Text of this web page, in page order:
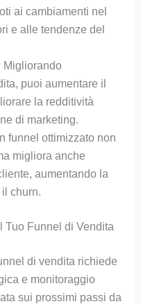
ai cambiamenti nel
e alle tendenze del
Migliorando
puoi aumentare il
la redditività
di marketing.
funnel ottimizzato non
migliora anche
aumentando la
churn.
Tuo Funnel di Vendita
di vendita richiede
e monitoraggio
sui prossimi passi da